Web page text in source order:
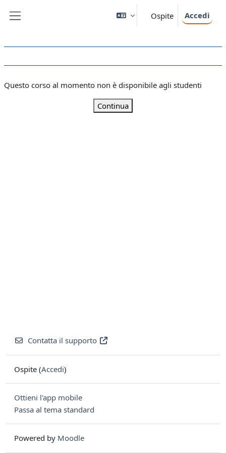
Ospite Accedi
Questo corso al momento non è disponibile agli studenti
Continua
Contatta il supporto
Ospite (Accedi)
Ottieni l'app mobile
Passa al tema standard
Powered by Moodle